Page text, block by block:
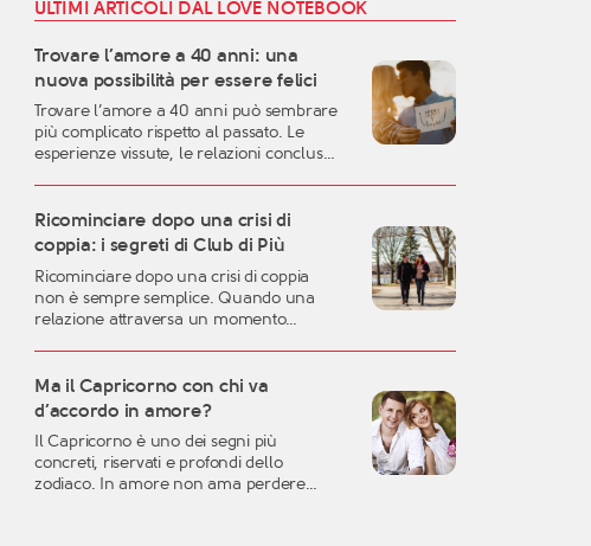
ULTIMI ARTICOLI DAL LOVE NOTEBOOK
Trovare l’amore a 40 anni: una
nuova possibilità per essere felici
Trovare l’amore a 40 anni può sembrare
più complicato rispetto al passato. Le
esperienze vissute, le relazioni concluse,
andare. Eppure, proprio questa fase della
vita può rappresentare uno dei momenti
migliori per costruire una relazione
autentica, consapevole e duratura. A
quarant’anni si possiedono
generalmente una […]
Ricominciare dopo una crisi di
coppia: i segreti di Club di Più
Ricominciare dopo una crisi di coppia
non è sempre semplice. Quando una
relazione attraversa un momento
sentirsi disorientati, fragili o incerti sul
futuro. Una crisi sentimentale può
l’idea che avevamo dell’amore, la fiducia
nell’altra persona, ma anche la
percezione […]
Ma il Capricorno con chi va
d’accordo in amore?
Il Capricorno è uno dei segni più
concreti, riservati e profondi dello
zodiaco. In amore non ama perdere